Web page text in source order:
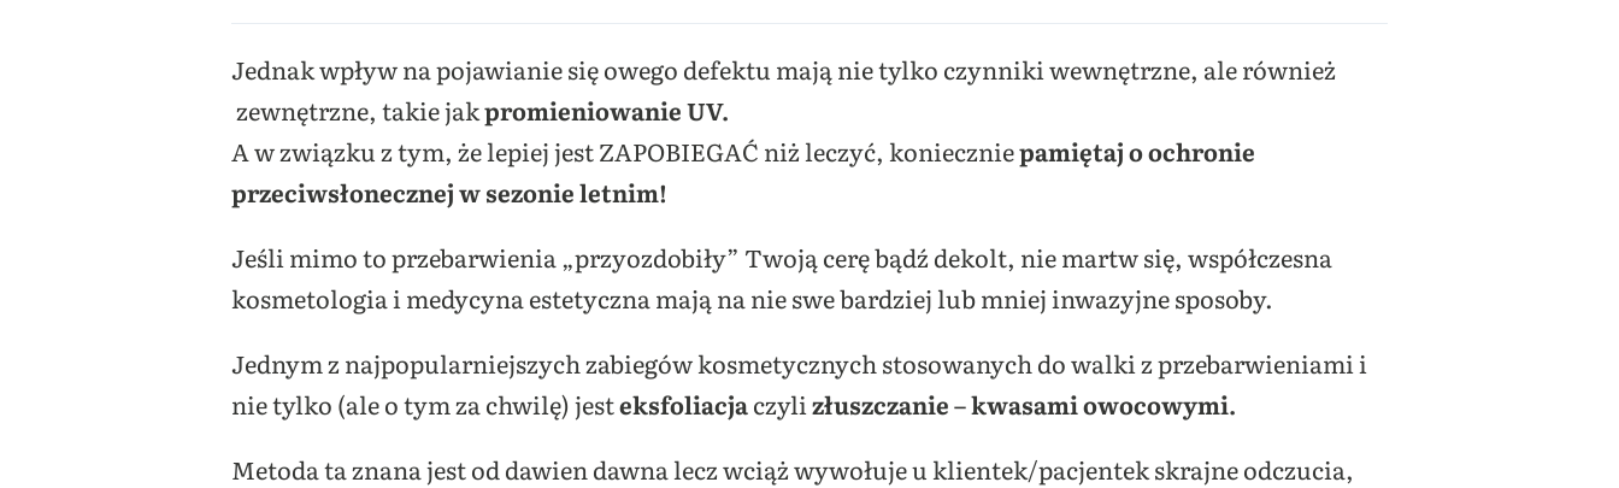
Jednak wpływ na pojawianie się owego defektu mają nie tylko czynniki wewnętrzne, ale również
zewnętrzne, takie jakpromieniowanie UV.
A w związku z tym, że lepiej jest ZAPOBIEGAĆ niż leczyć, konieczniepamiętaj o ochronie
przeciwsłonecznej w sezonie letnim!
Jeśli mimo to przebarwienia „przyozdobiły” Twoją cerę bądź dekolt, nie martw się, współczesna
kosmetologia i medycyna estetyczna mają na nie swe bardziej lub mniej inwazyjne sposoby.
Jednym z najpopularniejszych zabiegów kosmetycznych stosowanych do walki z przebarwieniami i
nie tylko (ale o tym za chwilę) jesteksfoliacjaczylizłuszczanie – kwasami owocowymi.
Metoda ta znana jest od dawien dawna lecz wciąż wywołuje u klientek/pacjentek skrajne odczucia,